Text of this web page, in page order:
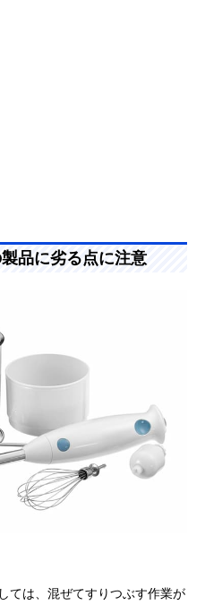
品に劣る点に注意
ては、混ぜてすりつぶす作業が